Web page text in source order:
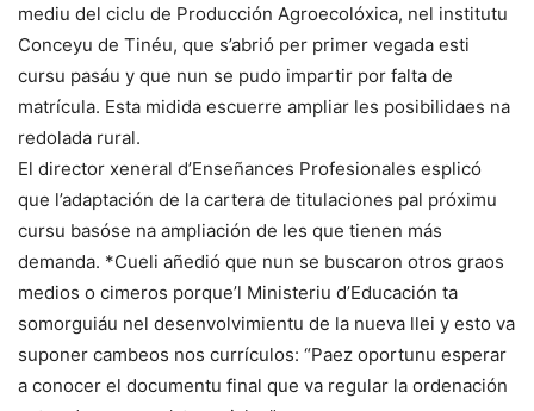
mediu del ciclu de Producción Agroecolóxica, nel institutu
Conceyu de Tinéu, que s’abrió per primer vegada esti
cursu pasáu y que nun se pudo impartir por falta de
matrícula. Esta midida escuerre ampliar les posibilidaes na
redolada rural.
El director xeneral d’Enseñances Profesionales esplicó
que l’adaptación de la cartera de titulaciones pal próximu
cursu basóse na ampliación de les que tienen más
demanda. *Cueli añedió que nun se buscaron otros graos
medios o cimeros porque’l Ministeriu d’Educación ta
somorguiáu nel desenvolvimientu de la nueva llei y esto va
suponer cambeos nos currículos: “Paez oportunu esperar
a conocer el documentu final que va regular la ordenación